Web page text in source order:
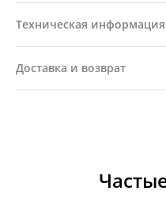
Техническая информация
Доставка и возврат